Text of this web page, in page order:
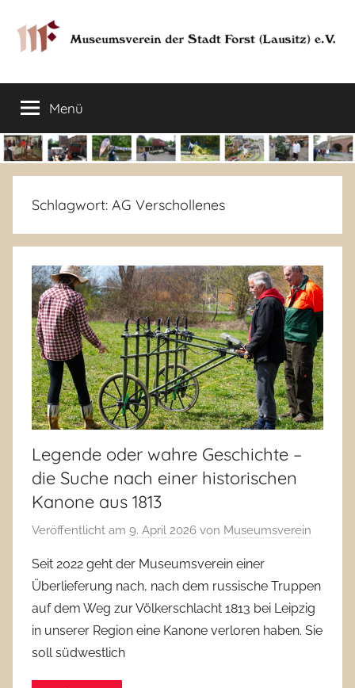
Inhalt
springen
Museumsverein
der
Stadt
Forst
(Lausitz)
e.V.
37
–
03149
Menü
Schlagwort: AG Verschollenes
Legende oder wahre Geschichte –
die Suche nach einer historischen
Kanone aus 1813
Veröffentlicht am 9. April 2026 von Museumsverein
Seit 2022 geht der Museumsverein einer
Überlieferung nach, nach dem russische Truppen
auf dem Weg zur Völkerschlacht 1813 bei Leipzig
in unserer Region eine Kanone verloren haben. Sie
soll südwestlich